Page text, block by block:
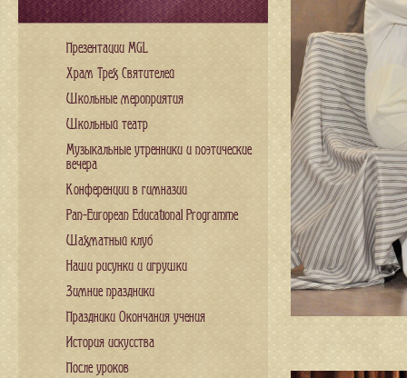
Презентации MGL
Храм Трех Святителей
Школьные мероприятия
Школьный театр
Музыкальные утренники и поэтические
вечера
Конференции в гимназии
Pan-European Educational Programme
Шахматный клуб
Наши рисунки и игрушки
Зимние праздники
Праздники Окончания учения
История искусства
После уроков